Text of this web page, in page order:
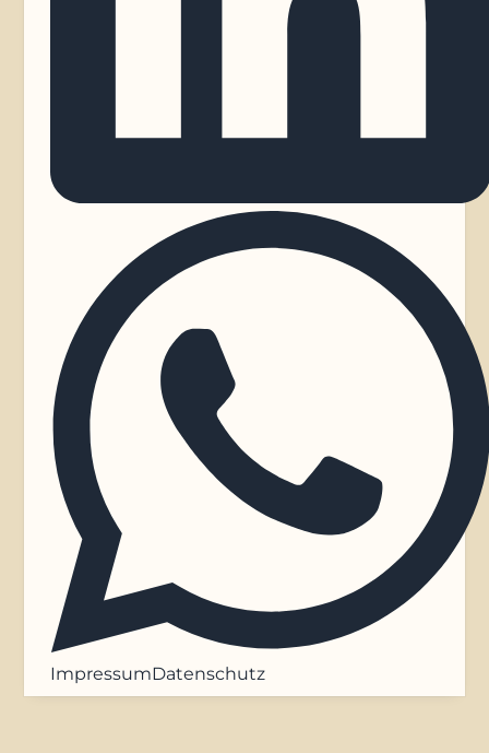
ImpressumDatenschutz